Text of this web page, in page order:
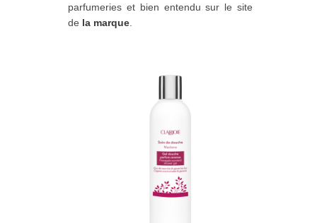
parfumeries et bien entendu sur le site
de la marque